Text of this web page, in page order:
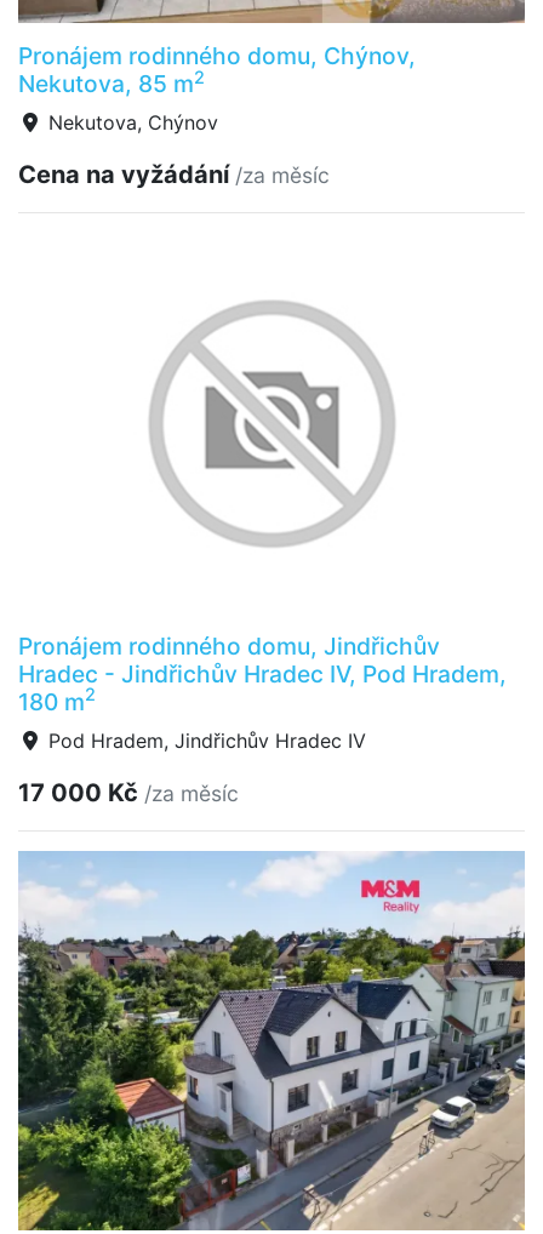
Pronájem rodinného domu, Chýnov,
Nekutova, 85 m2
Nekutova, Chýnov
Cena na vyžádání /za měsíc
Pronájem rodinného domu, Jindřichův
Hradec - Jindřichův Hradec IV, Pod Hradem,
180 m2
Pod Hradem, Jindřichův Hradec IV
17 000 Kč /za měsíc